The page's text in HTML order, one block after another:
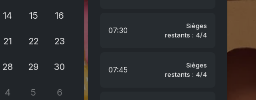
14 15 16
21 22 23
28 29 30
4 5 6
07:30
Sièges
restants : 4/4
07:45
Sièges
restants : 4/4